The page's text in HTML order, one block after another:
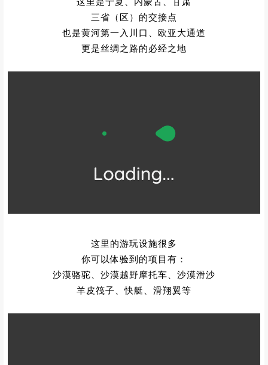
这里是宁夏、内蒙古、甘肃
三省（区）的交接点
更是丝绸之路的必经之地
这里的游玩设施很多
你可以体验到的项目有：
羊皮筏子、快艇、滑翔翼等